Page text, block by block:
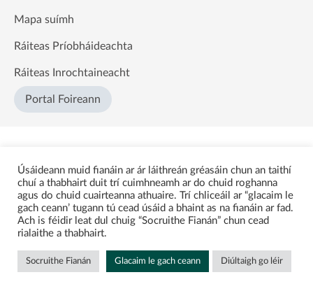
Mapa suímh
Ráiteas Príobháideachta
Ráiteas Inrochtaineacht
Portal Foireann
Úsáideann muid fianáin ar ár láithreán gréasáin chun an taithí
chuí a thabhairt duit trí cuimhneamh ar do chuid roghanna
agus do chuid cuairteanna athuaire. Trí chliceáil ar “glacaim le
gach ceann’ tugann tú cead úsáid a bhaint as na fianáin ar fad.
Ach is féidir leat dul chuig “Socruithe Fianán” chun cead
rialaithe a thabhairt.
Socruithe Fianán Glacaim le gach ceann Diúltaigh go léir